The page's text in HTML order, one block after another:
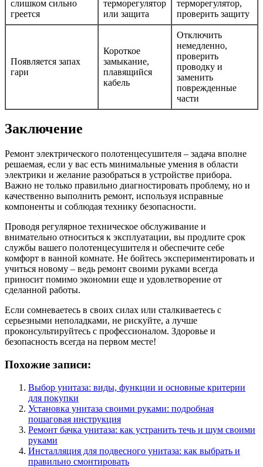
слишком сильно
греется
терморегулятор
или защита
терморегулятор,
проверить защиту
Появляется запах
гари
Короткое
замыкание,
плавящийся
кабель
Отключить
немедленно,
проверить
проводку и
заменить
поврежденные
части
Заключение
Ремонт электрического полотенцесушителя – задача вполне
решаемая, если у вас есть минимальные умения в области
электрики и желание разобраться в устройстве прибора.
Важно не только правильно диагностировать проблему, но и
качественно выполнить ремонт, используя исправные
компоненты и соблюдая технику безопасности.
Проводя регулярное техническое обслуживание и
внимательно относиться к эксплуатации, вы продлите срок
службы вашего полотенцесушителя и обеспечите себе
комфорт в ванной комнате. Не бойтесь экспериментировать и
учиться новому – ведь ремонт своими руками всегда
приносит помимо экономии еще и удовлетворение от
сделанной работы.
Если сомневаетесь в своих силах или сталкиваетесь с
серьезными неполадками, не рискуйте, а лучше
проконсультируйтесь с профессионалом. Здоровье и
безопасность всегда на первом месте!
Похожие записи:
Выбор унитаза: виды, функции и основные критерии
для покупки
Установка унитаза своими руками: подробная
пошаговая инструкция
Ремонт бачка унитаза: как устранить течь и шум своими
руками
Инсталляция для подвесного унитаза: как выбрать и
правильно смонтировать